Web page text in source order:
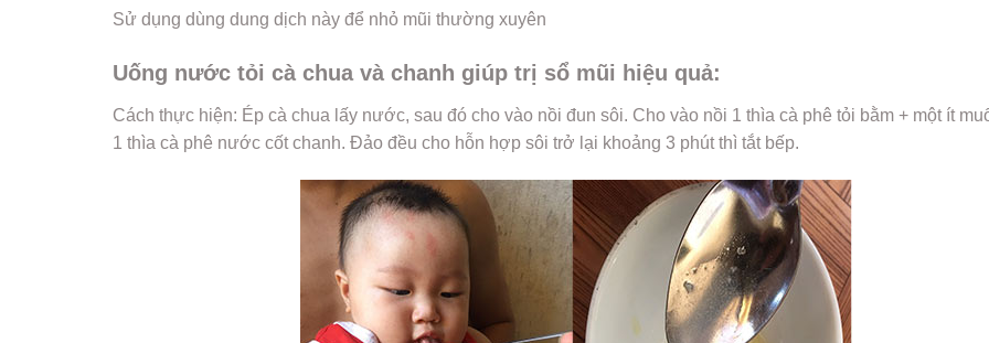
Sử dụng dùng dung dịch này để nhỏ mũi thường xuyên
Uống nước tỏi cà chua và chanh giúp trị sổ mũi hiệu quả:
Cách thực hiện: Ép cà chua lấy nước, sau đó cho vào nồi đun sôi. Cho vào nồi 1 thìa cà phê tỏi bằm + một ít
1 thìa cà phê nước cốt chanh. Đảo đều cho hỗn hợp sôi trở lại khoảng 3 phút thì tắt bếp.